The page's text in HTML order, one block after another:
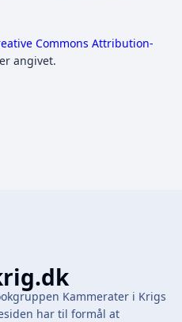
Commons Attribution-
angivet.
Kammerater i Krigs
har til formål at